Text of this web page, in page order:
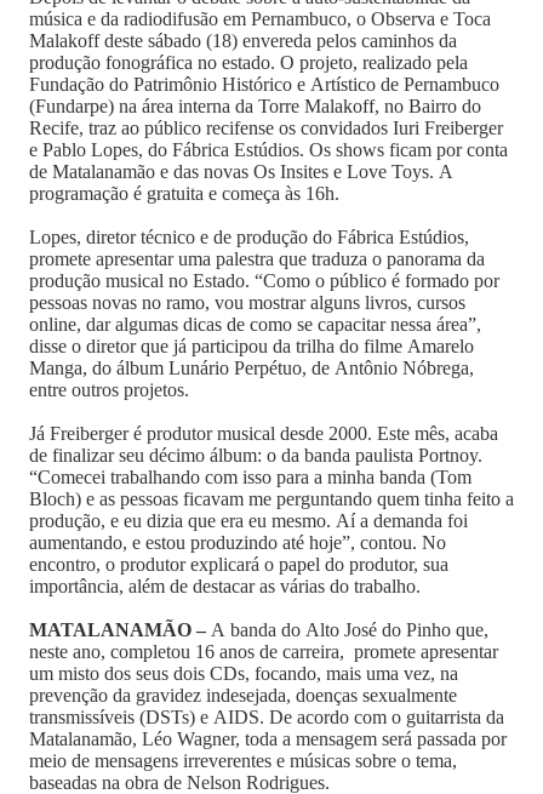
música e da radiodifusão em Pernambuco, o Observa e Toca
Malakoff deste sábado (18) envereda pelos caminhos da
produção fonográfica no estado. O projeto, realizado pela
Fundação do Patrimônio Histórico e Artístico de Pernambuco
(Fundarpe) na área interna da Torre Malakoff, no Bairro do
Recife, traz ao público recifense os convidados Iuri Freiberger
e Pablo Lopes, do Fábrica Estúdios. Os shows ficam por conta
de Matalanamão e das novas Os Insites e Love Toys. A
programação é gratuita e começa às 16h.
Lopes, diretor técnico e de produção do Fábrica Estúdios,
promete apresentar uma palestra que traduza o panorama da
produção musical no Estado. “Como o público é formado por
pessoas novas no ramo, vou mostrar alguns livros, cursos
online, dar algumas dicas de como se capacitar nessa área”,
disse o diretor que já participou da trilha do filme Amarelo
Manga, do álbum Lunário Perpétuo, de Antônio Nóbrega,
entre outros projetos.
Já Freiberger é produtor musical desde 2000. Este mês, acaba
de finalizar seu décimo álbum: o da banda paulista Portnoy.
“Comecei trabalhando com isso para a minha banda (Tom
Bloch) e as pessoas ficavam me perguntando quem tinha feito a
produção, e eu dizia que era eu mesmo. Aí a demanda foi
aumentando, e estou produzindo até hoje”, contou. No
encontro, o produtor explicará o papel do produtor, sua
importância, além de destacar as várias do trabalho.
MATALANAMÃO – A banda do Alto José do Pinho que,
neste ano, completou 16 anos de carreira, promete apresentar
um misto dos seus dois CDs, focando, mais uma vez, na
prevenção da gravidez indesejada, doenças sexualmente
transmissíveis (DSTs) e AIDS. De acordo com o guitarrista da
Matalanamão, Léo Wagner, toda a mensagem será passada por
meio de mensagens irreverentes e músicas sobre o tema,
baseadas na obra de Nelson Rodrigues.